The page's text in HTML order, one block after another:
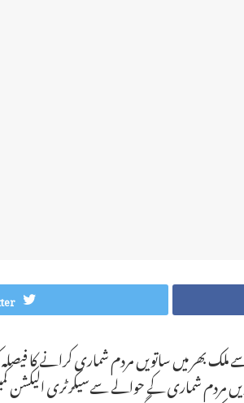
میں ساتویں مردم شماری کرانے کا فیصلہ
شماری کے حوالے سےسیکرٹری الیکشن کمیشن